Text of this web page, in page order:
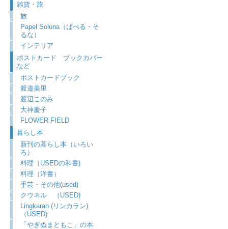
雑貨・旅
旅
Papel Soluna（ぱぺる・そ
るな）
インテリア
ポストカード ブックカバー
など
ポストカードブック
渡邉美里
渡辺このみ
大神慶子
FLOWER FIELD
暮らし本
新刊の暮らし本（いろい
ろ）
料理（USEDの和書)
料理（洋書）
手芸・その他(used)
クウネル （USED)
Lingkaran (リンカラン)
（USED)
「やぎぬまともこ」の本